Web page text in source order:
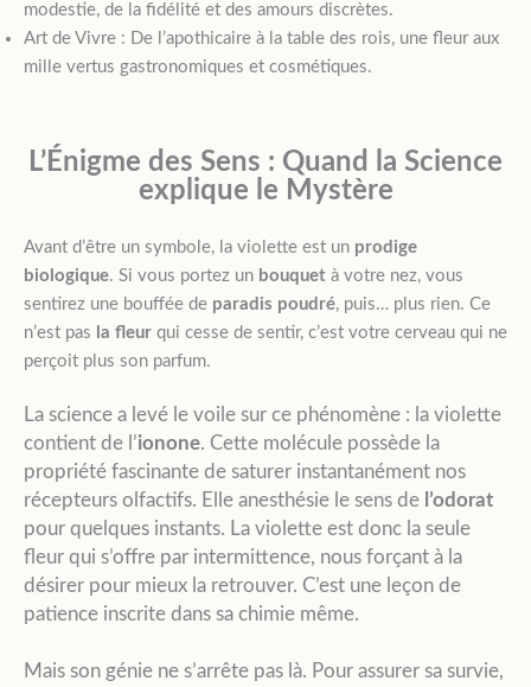
modestie, de la fidélité et des amours discrètes.
Art de Vivre : De l’apothicaire à la table des rois, une fleur aux
mille vertus gastronomiques et cosmétiques.
L’Énigme des Sens : Quand la Science
explique le Mystère
Avant d’être un symbole, la violette est un prodige
biologique. Si vous portez un bouquet à votre nez, vous
sentirez une bouffée de paradis poudré, puis… plus rien. Ce
n’est pas la fleur qui cesse de sentir, c’est votre cerveau qui ne
perçoit plus son parfum.
La science a levé le voile sur ce phénomène : la violette
contient de l’ionone. Cette molécule possède la
propriété fascinante de saturer instantanément nos
récepteurs olfactifs. Elle anesthésie le sens de l’odorat
pour quelques instants. La violette est donc la seule
fleur qui s’offre par intermittence, nous forçant à la
désirer pour mieux la retrouver. C’est une leçon de
patience inscrite dans sa chimie même.
Mais son génie ne s’arrête pas là. Pour assurer sa survie,